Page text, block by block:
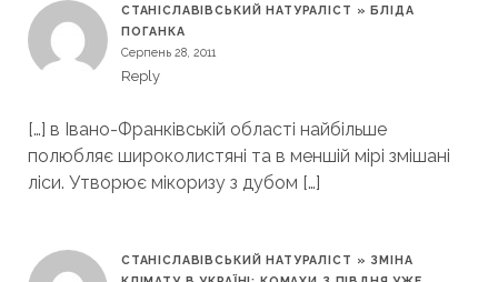
СТАНІСЛАВІВСЬКИЙ НАТУРАЛІСТ » БЛІДА
ПОГАНКА
Серпень 28, 2011
Reply
[…] в Івано-Франківській області найбільше
полюбляє широколистяні та в меншій мірі змішані
ліси. Утворює мікоризу з дубом […]
СТАНІСЛАВІВСЬКИЙ НАТУРАЛІСТ » ЗМІНА